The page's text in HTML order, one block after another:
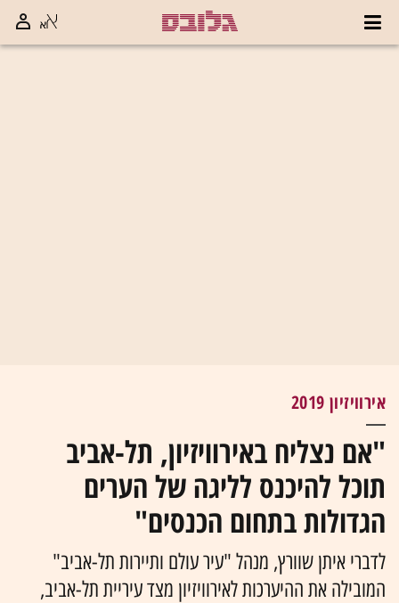
אירוויזיון 2019
"אם נצליח באירוויזיון, תל-אביב
תוכל להיכנס לליגה של הערים
הגדולות בתחום הכנסים"
לדברי איתן שוורץ, מנהל "עיר עולם ותיירות תל-אביב"
המובילה את ההיערכות לאירוויזיון מצד עיריית תל-אביב,